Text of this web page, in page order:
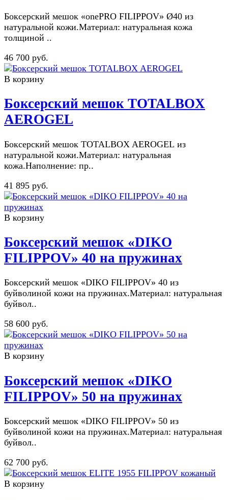
Боксерский мешок «onePRO FILIPPOV» Ø40 из
натуральной кожи.Материал: натуральная кожа
толщиной ..
46 700 руб.
В корзину
Боксерский мешок TOTALBOX
AEROGEL
Боксерский мешок TOTALBOX AEROGEL из
натуральной кожи.Материал: натуральная
кожа.Наполнение: пр..
41 895 руб.
В корзину
Боксерский мешок «DIKO
FILIPPOV» 40 на пружинах
Боксерский мешок «DIKO FILIPPOV» 40 из
буйволиной кожи на пружинах.Материал: натуральная
буйвол..
58 600 руб.
В корзину
Боксерский мешок «DIKO
FILIPPOV» 50 на пружинах
Боксерский мешок «DIKO FILIPPOV» 50 из
буйволиной кожи на пружинах.Материал: натуральная
буйвол..
62 700 руб.
В корзину